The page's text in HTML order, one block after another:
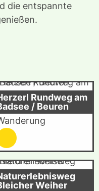
die entspannte
Rundweg am
/ Beuren
Weiher